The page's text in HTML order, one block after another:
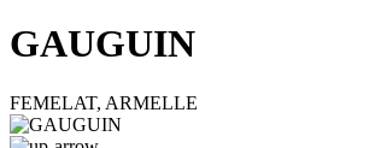
GAUGUIN
FEMELAT, ARMELLE